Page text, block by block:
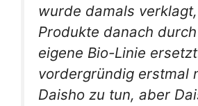
wurde damals
Produkte danach
eigene Bio-Linie
vordergründig erstmal
Daisho zu tun, aber